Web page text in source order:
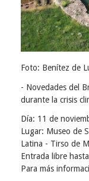
Foto: Benítez de
- Novedades del
durante la crisis
Día: 11 de
Lugar: Museo de
Latina - Tirso de
Entrada libre
Para más